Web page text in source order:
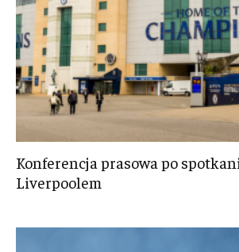
Konferencja prasowa po
Liverpoolem